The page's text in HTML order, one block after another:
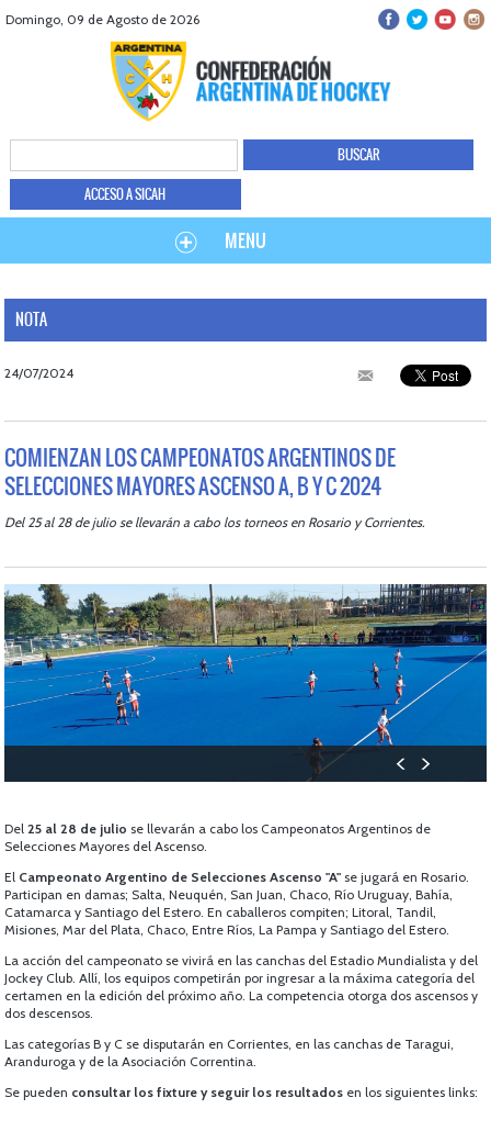
Domingo, 09 de Agosto de 2026
ACCESO A SICAH
MENU
NOTA
24/07/2024
COMIENZAN LOS CAMPEONATOS ARGENTINOS DE
SELECCIONES MAYORES ASCENSO A, B Y C 2024
Del 25 al 28 de julio se llevarán a cabo los torneos en Rosario y Corrientes.
Del25 al 28 de juliose llevarán a cabo los Campeonatos Argentinos de
Selecciones Mayores del Ascenso.
El Campeonato Argentino de Selecciones Ascenso "A" se jugará en Rosario.
Participan en damas; Salta, Neuquén, San Juan, Chaco, Río Uruguay, Bahía,
Catamarca y Santiago del Estero. En caballeros compiten; Litoral, Tandil,
Misiones, Mar del Plata, Chaco, Entre Ríos, La Pampa y Santiago del Estero.
La acción del campeonato se vivirá en las canchas del Estadio Mundialista y del
Jockey Club. Allí, los equipos competirán por ingresar a la máxima categoría del
certamen en la edición del próximo año. La competencia otorga dos ascensos y
dos descensos.
Las categorías B y C se disputarán en Corrientes, en las canchas de Taragui,
Aranduroga y de la Asociación Correntina.
Se pueden consultar los fixture y seguir los resultados en los siguientes links: